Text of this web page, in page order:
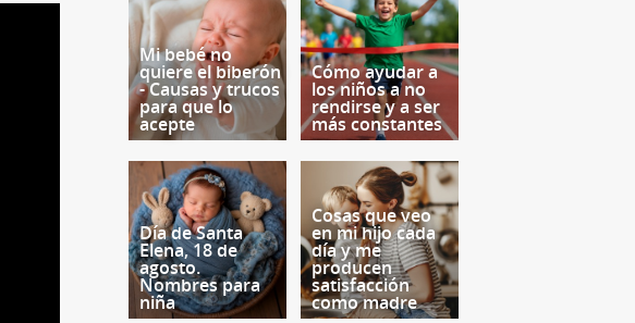
Mi bebé no
quiere el biberón
- Causas y trucos
para que lo
acepte
Cómo ayudar a
los niños a no
rendirse y a ser
más constantes
Día de Santa
Elena, 18 de
agosto.
Nombres para
niña
Cosas que veo
en mi hijo cada
día y me
producen
satisfacción
como madre